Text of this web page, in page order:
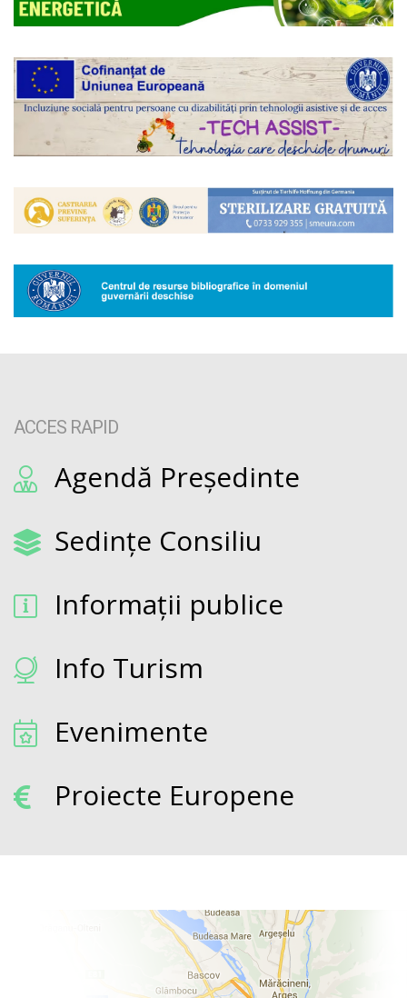
ACCES RAPID
Agendă Președinte
Sedințe Consiliu
Informații publice
Info Turism
Evenimente
Proiecte Europene